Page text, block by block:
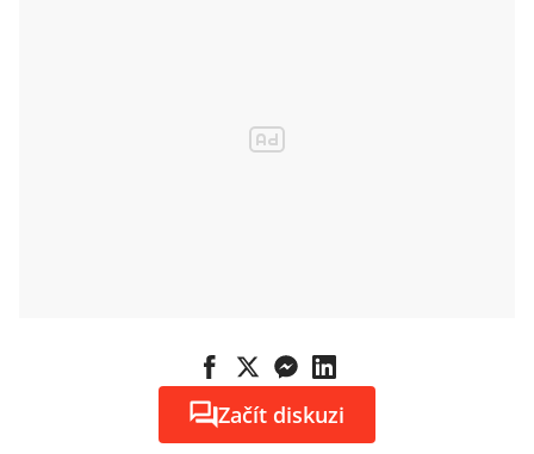
Začít diskuzi